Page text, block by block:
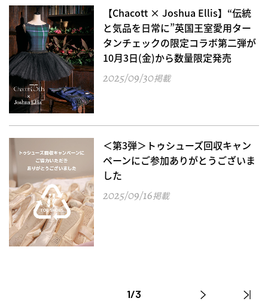
【Chacott × Joshua Ellis】“伝統
と気品を日常に”英国王室愛用ター
タンチェックの限定コラボ第二弾が
10月3日(金)から数量限定発売
2025/09/30掲載
＜第3弾＞トゥシューズ回収キャン
ペーンにご参加ありがとうございま
した
2025/09/16掲載
1/3